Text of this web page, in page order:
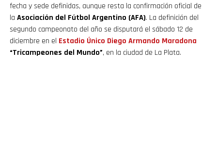
fecha y sede definidas, aunque resta la confirmación oficial de
la Asociación del Fútbol Argentino (AFA). La definición del
segundo campeonato del año se disputará el sábado 12 de
diciembre en el Estadio Único Diego Armando Maradona
“Tricampeones del Mundo”, en la ciudad de La Plata.